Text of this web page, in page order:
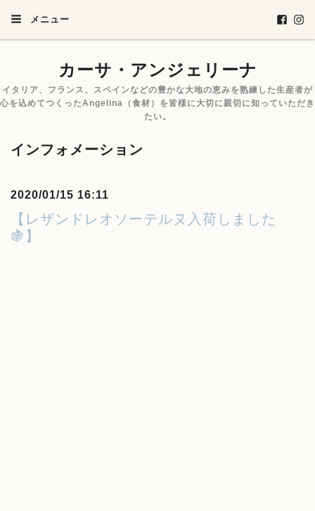
メニュー
カーサ・アンジェリーナ
イタリア、フランス、スペインなどの豊かな大地の恵みを熟練した生産者が
心を込めてつくったAngelina（食材）を皆様に大切に親切に知っていただき
たい。
インフォメーション
2020/01/15 16:11
【レザンドレオソーテルヌ入荷しました
🍇】